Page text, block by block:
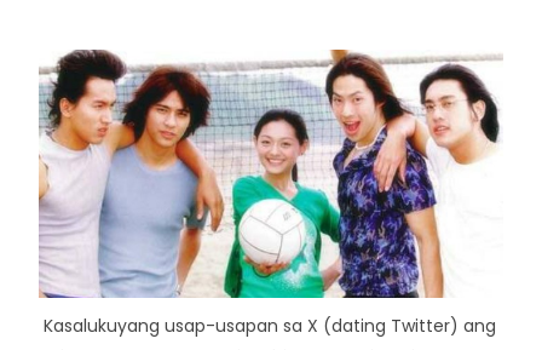
Kasalukuyang usap-usapan sa X (dating Twitter) ang